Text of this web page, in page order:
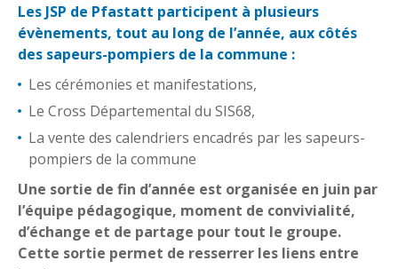
Les JSP de Pfastatt participent à plusieurs
évènements, tout au long de l’année, aux côtés
des sapeurs-pompiers de la commune :
Les cérémonies et manifestations,
Le Cross Départemental du SIS68,
La vente des calendriers encadrés par les sapeurs-
pompiers de la commune
Une sortie de fin d’année est organisée en juin par
l’équipe pédagogique, moment de convivialité,
d’échange et de partage pour tout le groupe.
Cette sortie permet de resserrer les liens entre